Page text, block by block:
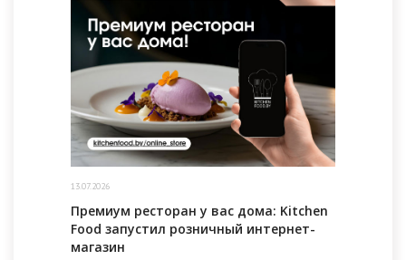
13.07.2026
Премиум ресторан у вас дома: Kitchen
Food запустил розничный интернет-
магазин